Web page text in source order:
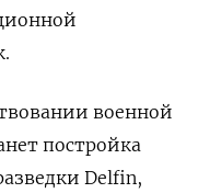
военной
постройка
Delfin,